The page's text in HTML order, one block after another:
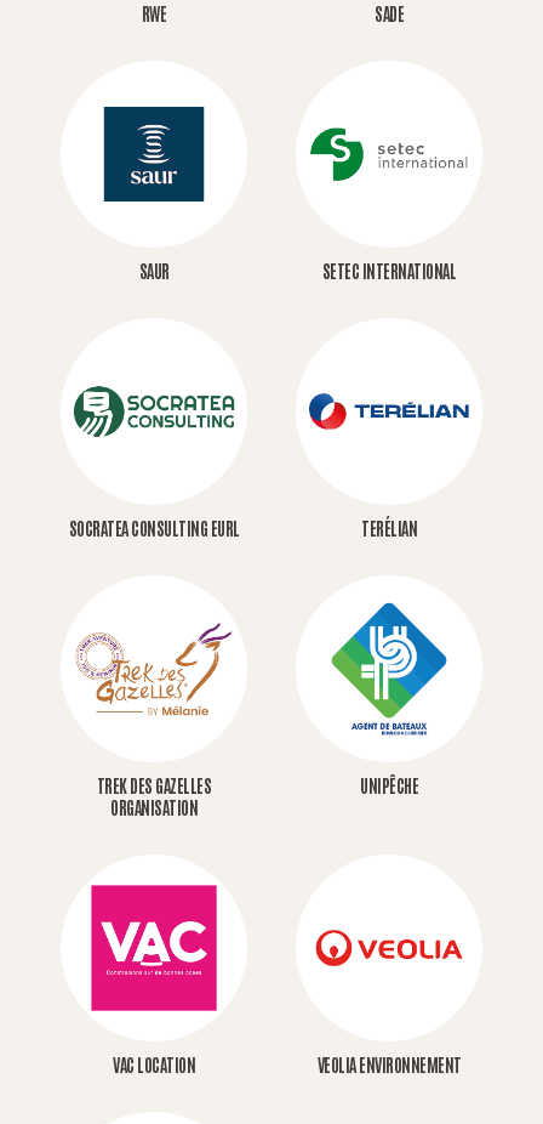
RWE SADE
SAUR SETEC INTERNATIONAL
SOCRATEA CONSULTING EURL TERÉLIAN
TREK DES GAZELLES
ORGANISATION
UNIPÊCHE
VAC LOCATION VEOLIA ENVIRONNEMENT